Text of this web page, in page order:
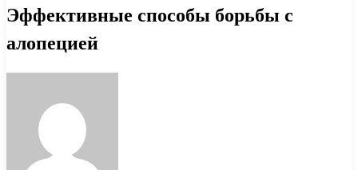
Эффективные способы борьбы с
алопецией